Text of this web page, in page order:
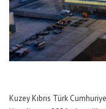
Kuzey Kıbrıs Türk